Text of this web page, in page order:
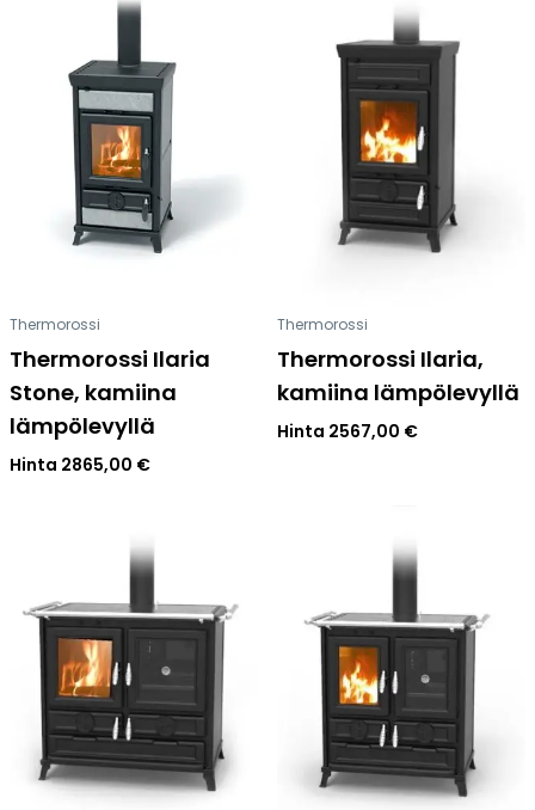
Thermorossi
Thermorossi Ilaria
Stone, kamiina
lämpölevyllä
Hinta 2865,00 €
Thermorossi
Thermorossi Ilaria,
kamiina lämpölevyllä
Hinta 2567,00 €